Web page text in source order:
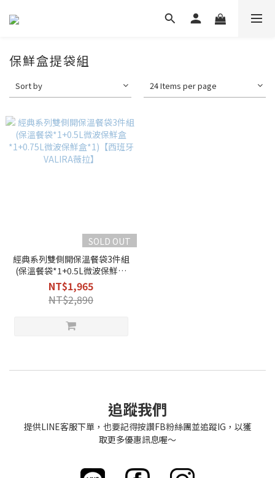
保鮮盒提袋組
Sort by 24 Items per page
SOLD OUT
經典系列雙側開保溫餐袋3件組
(保溫餐袋*1+0.5L微波保鮮盒
*1+0.75L微波保鮮盒*1)【西班
牙VALIRA薇拉】
NT$1,965
NT$2,890
追蹤我們
提供LINE客服下單，也要記得按讚FB粉絲團並追蹤IG，以獲
取更多優惠訊息喔～